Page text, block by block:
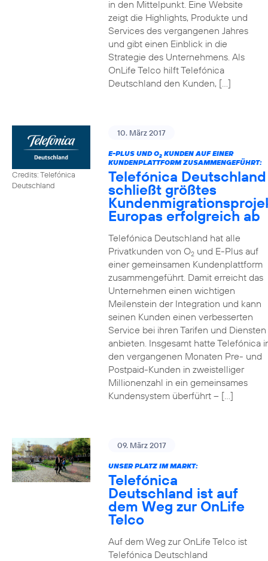
in den Mittelpunkt. Eine Website
zeigt die Highlights, Produkte und
Services des vergangenen Jahres
und gibt einen Einblick in die
Strategie des Unternehmens. Als
OnLife Telco hilft Telefónica
Deutschland den Kunden, […]
Credits: Telefónica
Deutschland
10. März 2017
E-PLUS UND O2KUNDEN AUF EINER
KUNDENPLATTFORM ZUSAMMENGEFÜHRT:
Telefónica Deutschland
schließt größtes
Europas erfolgreich ab
Telefónica Deutschland hat alle
Privatkunden von O2und E-Plus auf
einer gemeinsamen Kundenplattform
zusammengeführt. Damit erreicht das
Unternehmen einen wichtigen
Meilenstein der Integration und kann
seinen Kunden einen verbesserten
Service bei ihren Tarifen und Diensten
anbieten. Insgesamt hatte Telefónica
den vergangenen Monaten Pre- und
Postpaid-Kunden in zweistelliger
Millionenzahl in ein gemeinsames
Kundensystem überführt – […]
09. März 2017
UNSER PLATZ IM MARKT:
Telefónica
Deutschland ist auf
dem Weg zur OnLife
Telco
Auf dem Weg zur OnLife Telco ist
Telefónica Deutschland